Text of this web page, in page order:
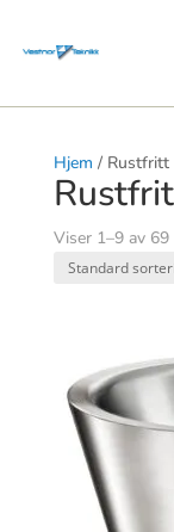
Hjem / Rustfritt
Viser 1–9 av